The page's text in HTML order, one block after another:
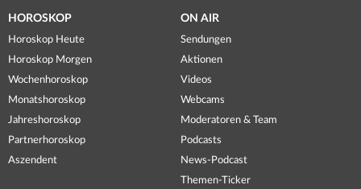
HOROSKOP
Horoskop Heute
Horoskop Morgen
Wochenhoroskop
Monatshoroskop
Jahreshoroskop
Partnerhoroskop
Aszendent
ON AIR
Sendungen
Aktionen
Videos
Webcams
Moderatoren & Team
Podcasts
News-Podcast
Themen-Ticker